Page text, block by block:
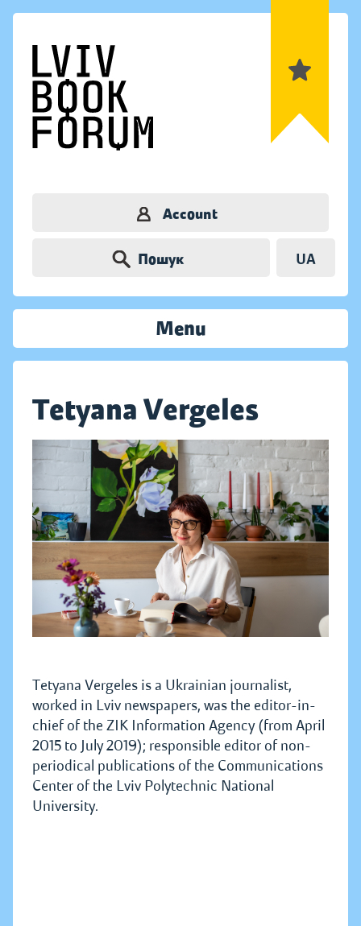
Account
Пошук UA
Menu
Tetyana Vergeles
Tetyana Vergeles is a Ukrainian journalist,
worked in Lviv newspapers, was the editor-in-
chief of the ZIK Information Agency (from April
2015 to July 2019); responsible editor of non-
periodical publications of the Communications
Center of the Lviv Polytechnic National
University.